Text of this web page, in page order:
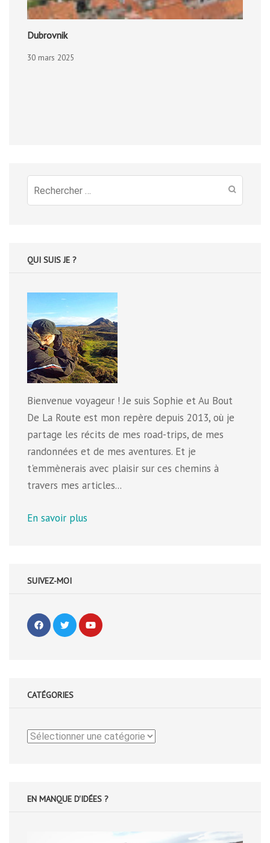
Dubrovnik
30 mars 2025
Recherche
pour
QUI SUIS JE ?
Bienvenue voyageur ! Je suis Sophie et Au Bout
De La Route est mon repère depuis 2013, où je
partage les récits de mes road-trips, de mes
randonnées et de mes aventures. Et je
t'emmènerais avec plaisir sur ces chemins à
travers mes articles...
En savoir plus
SUIVEZ-MOI
CATÉGORIES
Catégories
EN MANQUE D'IDÉES ?